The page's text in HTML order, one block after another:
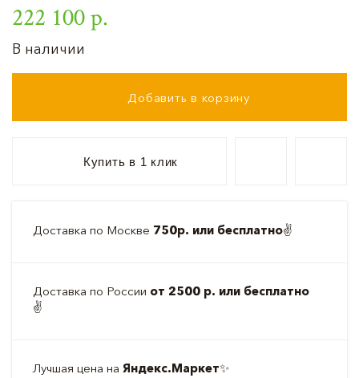
222 100 р.
В наличии
Добавить в корзину
Купить в 1 клик
Доставка по Москве 750р. или бесплатно✌️
Доставка по России от 2500 р. или бесплатно
✌️
Лучшая цена на Яндекс.Маркет✨